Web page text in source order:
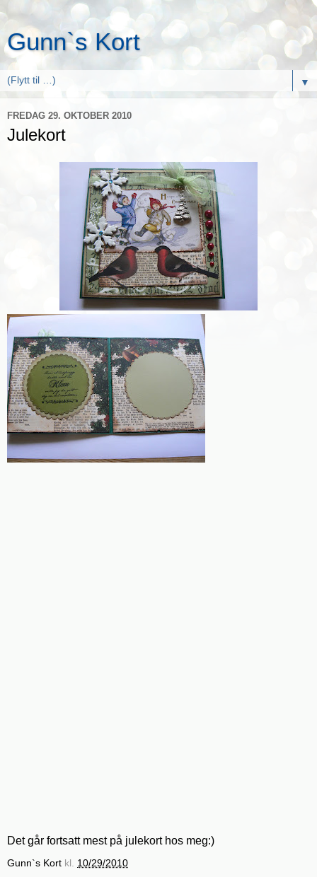
Gunn`s Kort
▼
FREDAG 29. OKTOBER 2010
Julekort
Det går fortsatt mest på julekort hos meg:)
Gunn`s Kort kl. 10/29/2010